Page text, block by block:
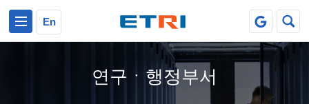
En
연구ㆍ행정부서